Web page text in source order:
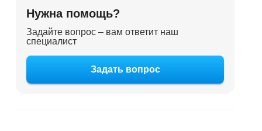
Нужна помощь?
Задайте вопрос – вам ответит наш
специалист
Задать вопрос